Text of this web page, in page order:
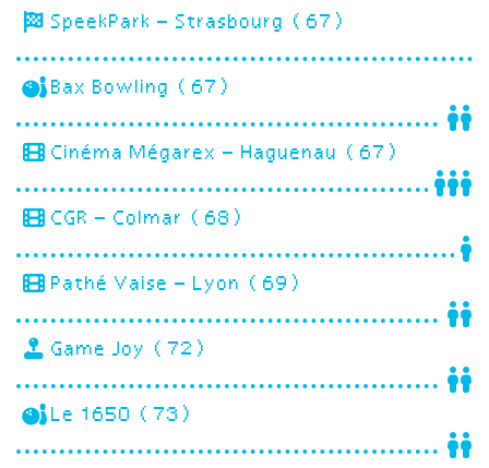
SpeekPark – Strasbourg (67)
Bax Bowling (67)
Cinéma Mégarex – Haguenau (67)
CGR – Colmar (68)
Pathé Vaise – Lyon (69)
Game Joy (72)
Le 1650 (73)